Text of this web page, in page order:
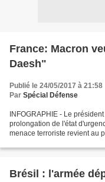
France: Macron
Daesh"
Publié le 24/05/2017 à 21:58
Par Spécial Défense
INFOGRAPHIE - Le
prolongation de l'état
menace terroriste revient au
Brésil : l'armée